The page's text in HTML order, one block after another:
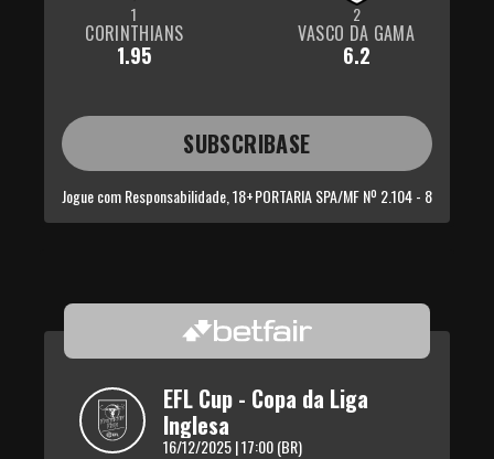
1
CORINTHIANS
1.95
2
VASCO DA GAMA
6.2
SUBSCRIBASE
Jogue com Responsabilidade, 18+PORTARIA SPA/MF Nº 2.104 - 8
EFL Cup - Copa da Liga
Inglesa
16/12/2025 | 17:00 (BR)